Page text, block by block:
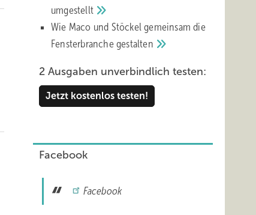
umgestellt
Wie Maco und Stöckel gemeinsam die
Fensterbranche gestalten
2 Ausgaben unverbindlich testen:
Jetzt kostenlos testen!
Facebook
Facebook